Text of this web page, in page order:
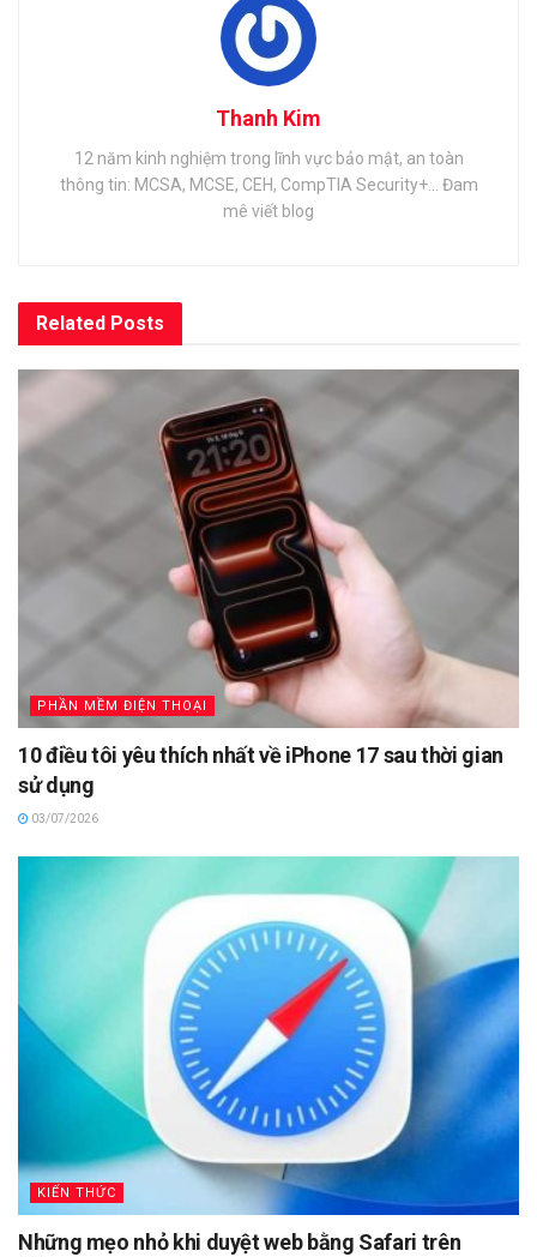
Thanh Kim
12 năm kinh nghiệm trong lĩnh vực bảo mật, an toàn
thông tin: MCSA, MCSE, CEH, CompTIA Security+... Đam
mê viết blog
Related Posts
PHẦN MỀM ĐIỆN THOẠI
10 điều tôi yêu thích nhất về iPhone 17 sau thời gian
sử dụng
03/07/2026
KIẾN THỨC
Những mẹo nhỏ khi duyệt web bằng Safari trên